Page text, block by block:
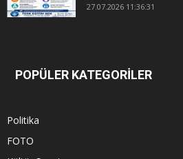
27.07.2026 11:36:31
POPÜLER KATEGORİLER
Politika
FOTO